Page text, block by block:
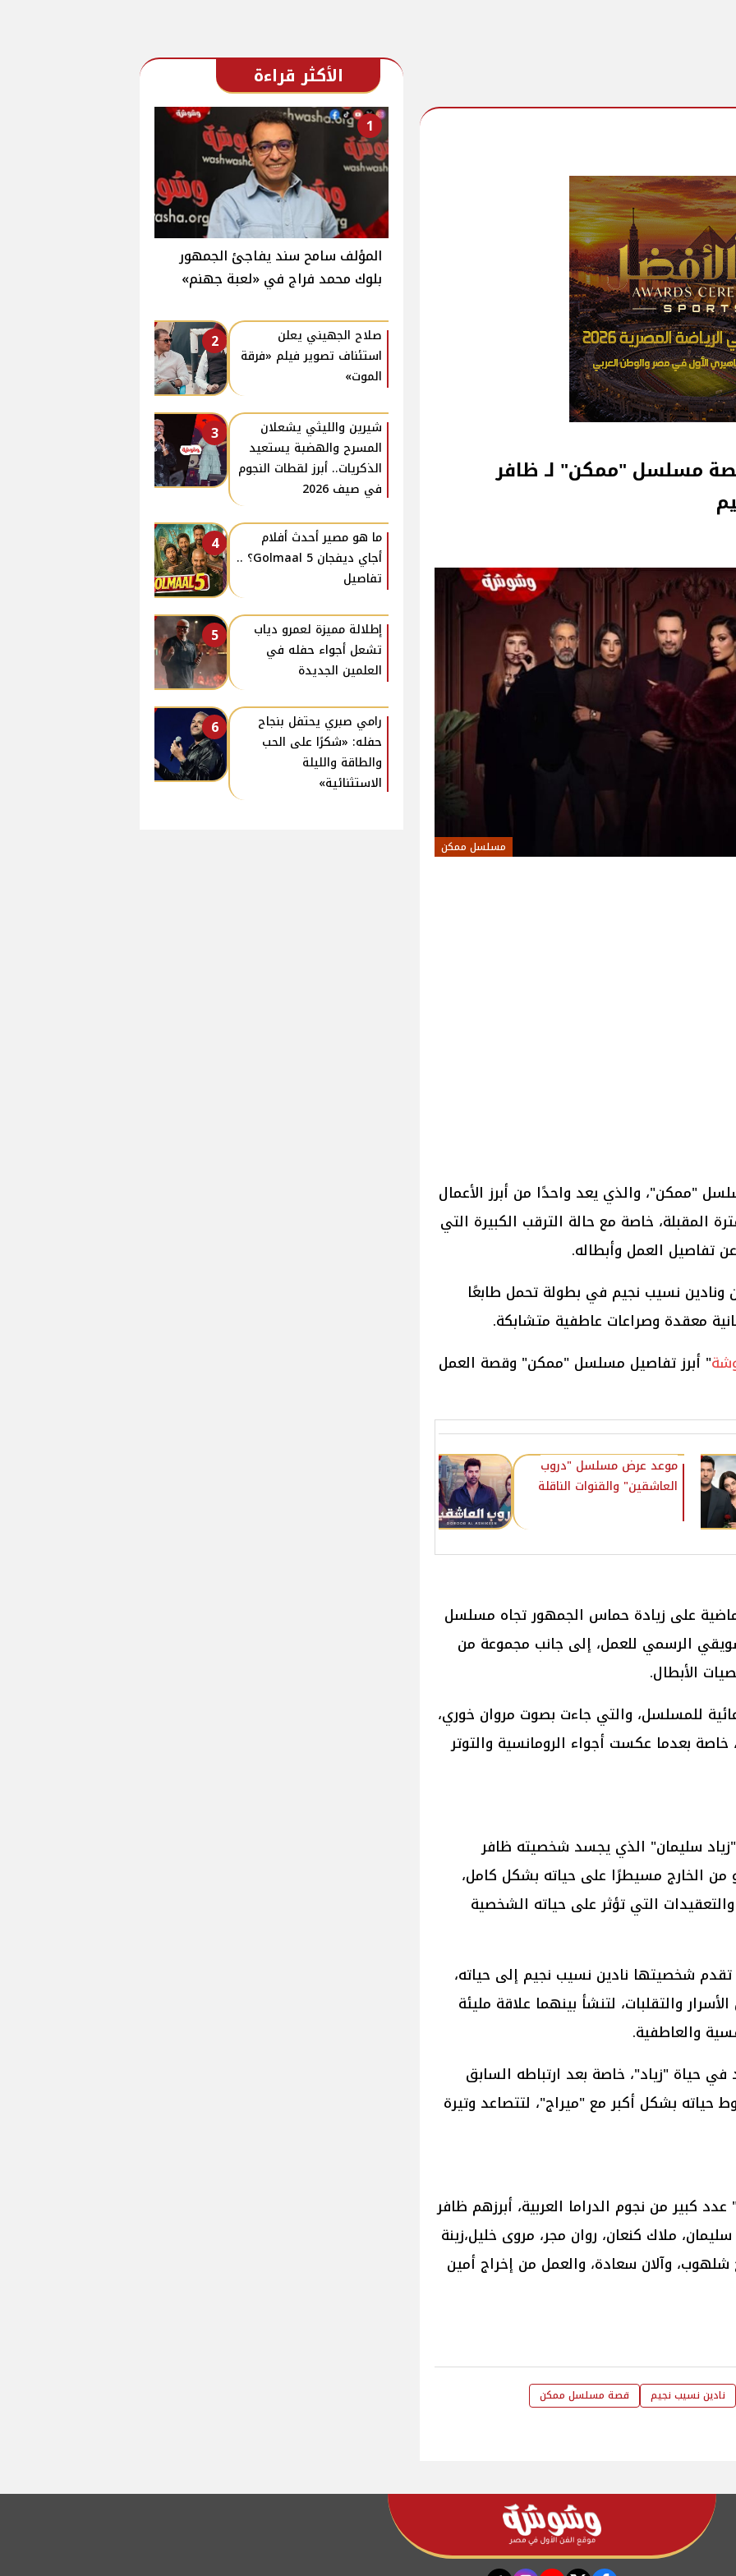
مسلسل "ممكن" لـ ظافر
مسلسل ممكن
"ممكن"، والذي يعد واحدًا من أبرز الأعمال
المقبلة، خاصة مع حالة الترقب الكبيرة التي
تفاصيل العمل وأبطاله.
ونادين نسيب نجيم في بطولة تحمل طابعًا
معقدة وصراعات عاطفية متشابكة.
" أبرز تفاصيل مسلسل "ممكن" وقصة العمل
موعد عرض مسلسل "دروب
العاشقين" والقنوات الناقلة
على زيادة حماس الجمهور تجاه مسلسل
الرسمي للعمل، إلى جانب مجموعة من
الأبطال.
للمسلسل، والتي جاءت بصوت مروان خوري،
بعدما عكست أجواء الرومانسية والتوتر
سليمان" الذي يجسد شخصيته ظافر
من الخارج مسيطرًا على حياته بشكل كامل،
التي تؤثر على حياته الشخصية
تقدم شخصيتها نادين نسيب نجيم إلى حياته،
والتقلبات، لتنشأ بينهما علاقة مليئة
والعاطفية.
حياة "زياد"، خاصة بعد ارتباطه السابق
حياته بشكل أكبر مع "ميراج"، لتتصاعد وتيرة
من نجوم الدراما العربية، أبرزهم ظافر
ملاك كنعان، روان مجر، مروى خليل،زينة
شلهوب، وآلان سعادة، والعمل من إخراج أمين
نادين نسيب نجيم قصة مسلسل ممكن
الأكثر قراءة
1
المؤلف سامح سند يفاجئ الجمهور
بلوك محمد فراج في «لعبة جهنم»
2
صلاح الجهيني يعلن
استئناف تصوير فيلم «فرقة
الموت»
3
شيرين والليثي يشعلان
المسرح والهضبة يستعيد
الذكريات.. أبرز لقطات النجوم
في صيف 2026
4
ما هو مصير أحدث أفلام
أجاي ديفجان Golmaal 5؟ ..
تفاصيل
5
إطلالة مميزة لعمرو دياب
تشعل أجواء حفله في
العلمين الجديدة
6
رامي صبري يحتفل بنجاح
حفله: «شكرًا على الحب
والطاقة والليلة
الاستثنائية»